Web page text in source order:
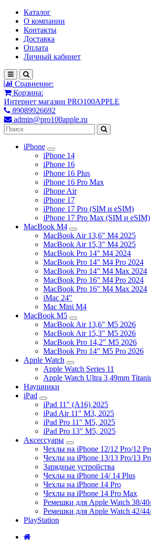
Каталог
О компании
Контакты
Доставка
Оплата
Личный кабинет
Сравнение:
Корзина:
Интернет магазин PRO100APPLE
89089926692
admin@pro100apple.ru
iPhone
iPhone 14
iPhone 16
iPhone 16 Plus
iPhone 16 Pro Max
iPhone Air
iPhone 17
iPhone 17 Pro (SIM и eSIM)
iPhone 17 Pro Max (SIM и eSIM)
MacBook M4
MacBook Air 13,6" M4 2025
MacBook Air 15,3" M4 2025
MacBook Pro 14" M4 2024
MacBook Pro 14" M4 Pro 2024
MacBook Pro 14" M4 Max 2024
MacBook Pro 16" M4 Pro 2024
MacBook Pro 16" M4 Max 2024
iMac 24"
Mac Mini M4
MacBook M5
MacBook Air 13,6" M5 2026
MacBook Air 15,3" M5 2026
MacBook Pro 14,2" M5 2026
MacBook Pro 14" M5 Pro 2026
Apple Watch
Apple Watch Series 11
Apple Watch Ultra 3 49mm
Наушники
iPad
iPad 11" (A16) 2025
iPad Air 11" M3, 2025
iPad Pro 11" M5, 2025
iPad Pro 13" M5, 2025
Аксессуары
Чехлы на iPhone 12/12 Pro/12
Чехлы на iPhone 13/13 Pro/13
Зарядные устройства
Чехлы на iPhone 14/ 14 Plus
Чехлы на iPhone 14 Pro
Чехлы на iPhone 14 Pro Max
Ремешки для Apple Watch 38/
Ремешки для Apple Watch 42/
PlayStation